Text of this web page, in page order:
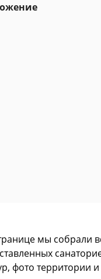
мы собрали
фото территории